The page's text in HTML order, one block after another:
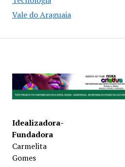
Vale do Araguaia
Idealizadora-
Fundadora
Carmelita
Gomes